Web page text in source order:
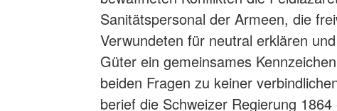
Sanitätspersonal der Armeen, die
Verwundeten für neutral erklären
Güter ein gemeinsames
beiden Fragen zu keiner
berief die Schweizer Regierung